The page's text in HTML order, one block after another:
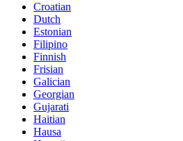
Croatian
Dutch
Estonian
Filipino
Finnish
Frisian
Galician
Georgian
Gujarati
Haitian
Hausa